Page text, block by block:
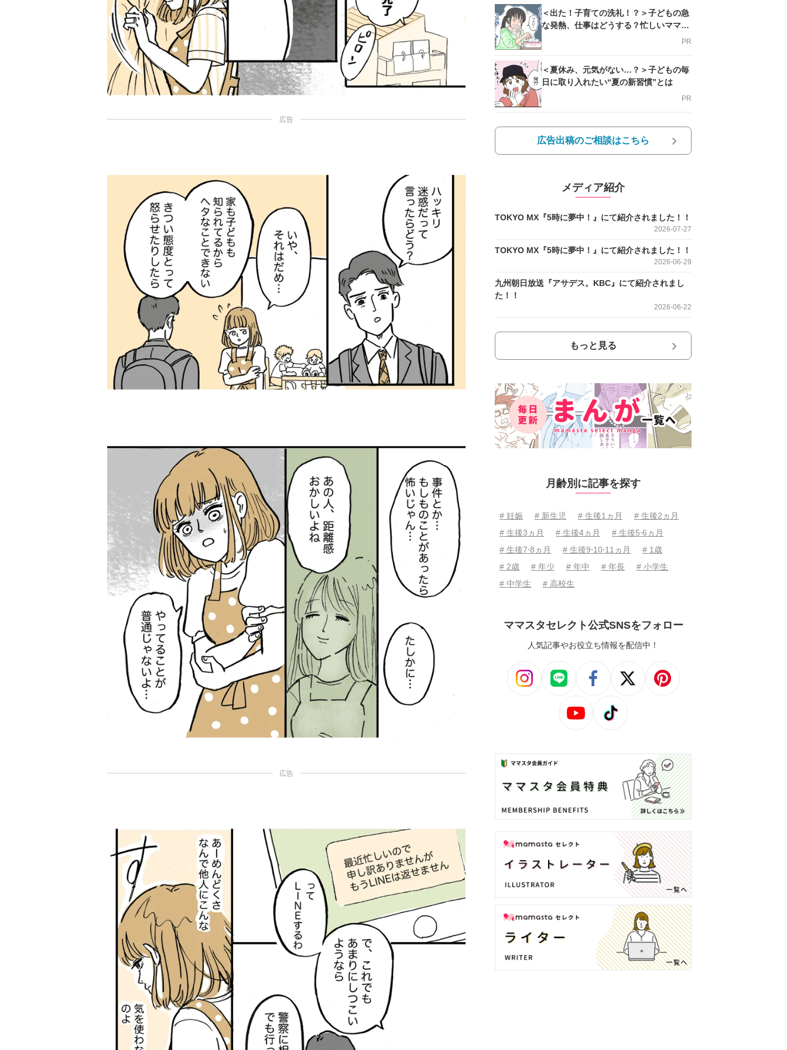
広告
広告
＜出た！子育ての洗礼！？＞子どもの急
な発熱、仕事はどうする？忙しいママを
PR
＜夏休み、元気がない…？＞子どもの毎
日に取り入れたい“夏の新習慣”とは
PR
広告出稿のご相談はこちら
メディア紹介
TOKYO MX『5時に夢中！』にて紹介されました！！
2026-07-27
TOKYO MX『5時に夢中！』にて紹介されました！！
2026-06-29
九州朝日放送『アサデス。KBC』にて紹介されまし
た！！
2026-06-22
もっと見る
月齢別に記事を探す
# 妊娠 # 新生児 # 生後1ヵ月
# 生後2ヵ月
# 生後3ヵ月
# 生後4ヵ月
# 生後5⋅6ヵ月
# 生後7⋅8ヵ月
# 生後9⋅10⋅11ヵ月
# 1歳
# 2歳
# 年少 # 年中 # 年長
# 小学生
# 中学生
# 高校生
ママスタセレクト公式SNSをフォロー
人気記事やお役立ち情報を配信中！